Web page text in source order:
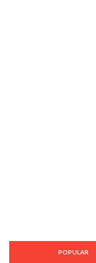
POPULAR